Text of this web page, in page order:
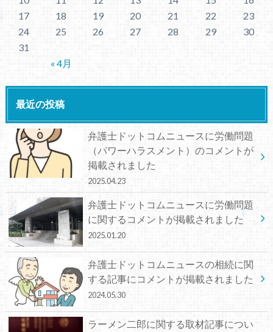
« 4月
17
18 19 20 21 22
23
24
25 26 27 28 29
30
31
最近の投稿
弁護士ドットコムニュースに労働問題
（パワーハラスメント）のコメントが
掲載されました
2025.04.23
弁護士ドットコムニュースに労働問題
に関するコメントが掲載されました
2025.01.20
弁護士ドットコムニュースの相続に関
する記事にコメントが掲載されました
2024.05.30
ラーメン二郎に関する取材記事につい